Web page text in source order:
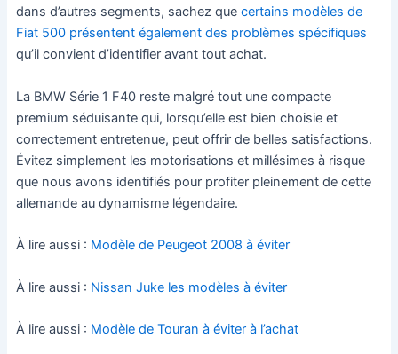
dans d’autres segments, sachez que certains modèles de
Fiat 500 présentent également des problèmes spécifiques
qu’il convient d’identifier avant tout achat.
La BMW Série 1 F40 reste malgré tout une compacte
premium séduisante qui, lorsqu’elle est bien choisie et
correctement entretenue, peut offrir de belles satisfactions.
Évitez simplement les motorisations et millésimes à risque
que nous avons identifiés pour profiter pleinement de cette
allemande au dynamisme légendaire.
À lire aussi : Modèle de Peugeot 2008 à éviter
À lire aussi : Nissan Juke les modèles à éviter
À lire aussi : Modèle de Touran à éviter à l’achat